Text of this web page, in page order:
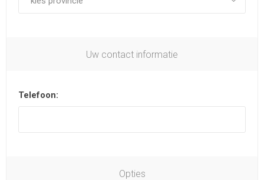
Uw contact informatie
Telefoon:
Opties